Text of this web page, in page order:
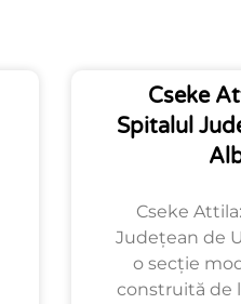
Cseke
Spitalul
Cseke
Județean de
o secție
construită de